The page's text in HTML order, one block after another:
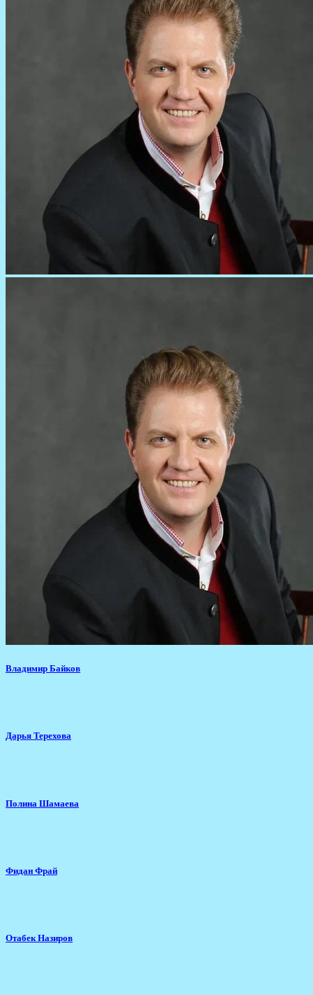
Владимир Байков
Дарья Терехова
Полина Шамаева
Фидан Фрай
Отабек Назиров